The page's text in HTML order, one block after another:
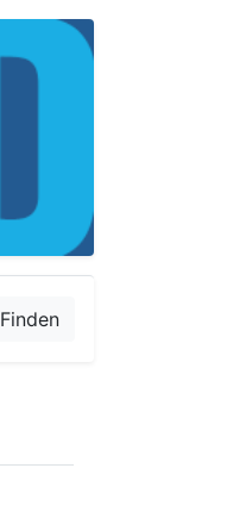
Finden